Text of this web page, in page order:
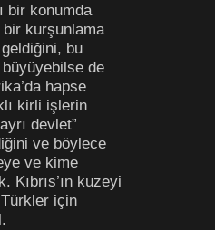
bir konumda
bir kurşunlama
bu
de
hapse
kirli işlerin
devlet”
ve böylece
ve kime
kuzeyi
için